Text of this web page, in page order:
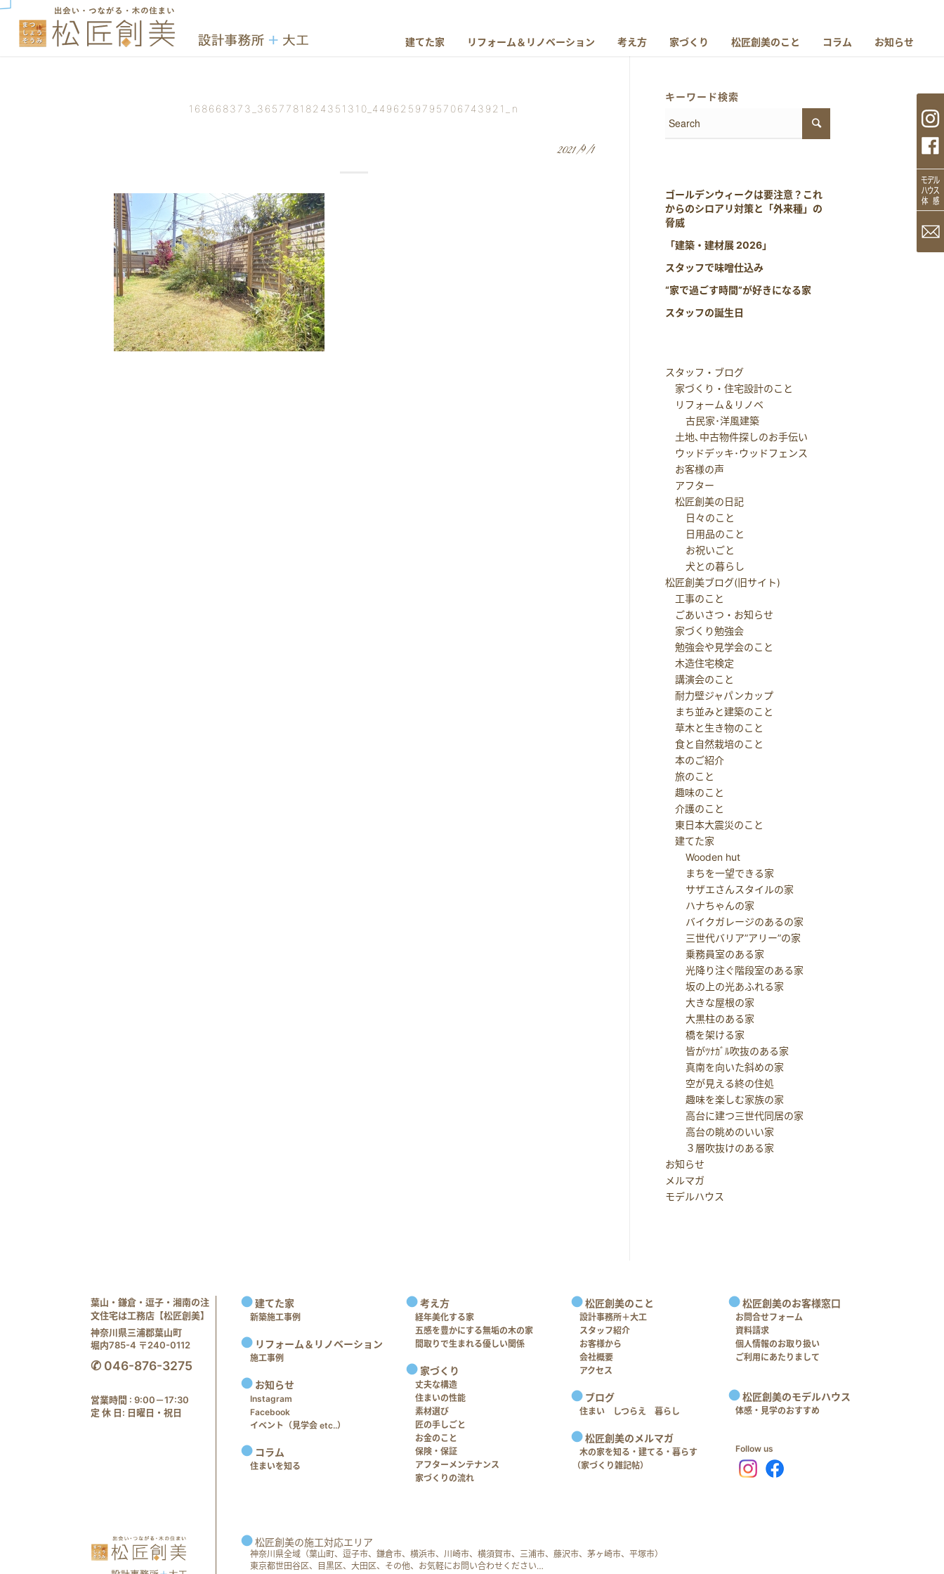
建てた家 リフォーム＆リノベーション 考え方 家づくり 松匠創美のこと コラム お知らせ
168668373_3657781824351310_4496259795706743921_n
2021/9/1
キーワード検索
ゴールデンウィークは要注意？これ
からのシロアリ対策と「外来種」の
脅威
「建築・建材展 2026」
スタッフで味噌仕込み
“家で過ごす時間”が好きになる家
スタッフの誕生日
スタッフ・ブログ
家づくり・住宅設計のこと
リフォーム＆リノベ
古民家･洋風建築
土地､中古物件探しのお手伝い
ウッドデッキ･ウッドフェンス
お客様の声
アフター
松匠創美の日記
日々のこと
日用品のこと
お祝いごと
犬との暮らし
松匠創美ブログ(旧サイト)
工事のこと
ごあいさつ・お知らせ
家づくり勉強会
勉強会や見学会のこと
木造住宅検定
講演会のこと
耐力壁ジャパンカップ
まち並みと建築のこと
草木と生き物のこと
食と自然栽培のこと
本のご紹介
旅のこと
趣味のこと
介護のこと
東日本大震災のこと
建てた家
Wooden hut
まちを一望できる家
サザエさんスタイルの家
ハナちゃんの家
バイクガレージのあるの家
三世代バリア”アリー”の家
乗務員室のある家
光降り注ぐ階段室のある家
坂の上の光あふれる家
大きな屋根の家
大黒柱のある家
橋を架ける家
皆がﾂﾅｶﾞﾙ吹抜のある家
真南を向いた斜めの家
空が見える終の住処
趣味を楽しむ家族の家
高台に建つ三世代同居の家
高台の眺めのいい家
３層吹抜けのある家
お知らせ
メルマガ
モデルハウス
葉山・鎌倉・逗子・湘南の注
文住宅は工務店【松匠創美】
神奈川県三浦郡葉山町
堀内785-4 〒240-0112
✆ 046-876-3275
営業時間 : 9:00－17:30
定 休 日: 日曜日・祝日
建てた家
新築施工事例
リフォーム＆リノベーション
施工事例
お知らせ
Instagram
Facebook
イベント（見学会 etc..）
コラム
住まいを知る
考え方
経年美化する家
五感を豊かにする無垢の木の家
間取りで生まれる優しい関係
家づくり
丈夫な構造
住まいの性能
素材選び
匠の手しごと
お金のこと
保険・保証
アフターメンテナンス
家づくりの流れ
松匠創美のこと
設計事務所＋大工
スタッフ紹介
お客様から
会社概要
アクセス
ブログ
住まい しつらえ 暮らし
松匠創美のメルマガ
木の家を知る・建てる・暮らす
（家づくり雑記帖）
松匠創美のお客様窓口
お問合せフォーム
資料請求
個人情報のお取り扱い
ご利用にあたりまして
松匠創美のモデルハウス
体感・見学のおすすめ
Follow us
松匠創美の施工対応エリア
神奈川県全域（葉山町、逗子市、鎌倉市、横浜市、川崎市、横須賀市、三浦市、藤沢市、茅ヶ崎市、平塚市）
東京都世田谷区、目黒区、大田区、その他、お気軽にお問い合わせください…